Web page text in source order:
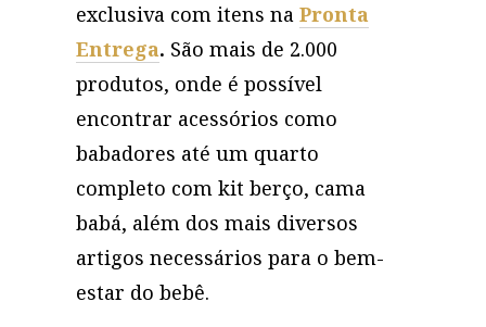
exclusiva com itens na Pronta
Entrega. São mais de 2.000
produtos, onde é possível
encontrar acessórios como
babadores até um quarto
completo com kit berço, cama
babá, além dos mais diversos
artigos necessários para o bem-
estar do bebê.